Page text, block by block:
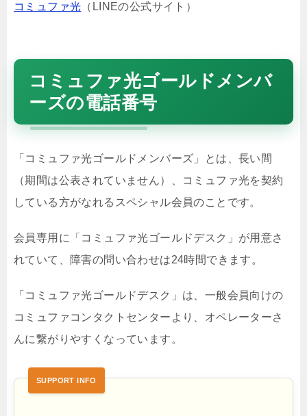
コミュファ光 （LINEの公式サイト）
コミュファ光ゴールドメンバ
ーズの電話番号
「コミュファ光ゴールドメンバーズ」とは、長い間
（期間は公表されていません）、コミュファ光を契約
している方がなれるスペシャル会員のことです。
会員専用に「コミュファ光ゴールドデスク」が用意さ
れていて、障害の問い合わせは24時間できます。
「コミュファ光ゴールドデスク」は、一般会員向けの
コミュファコンタクトセンターより、オペレーターさ
んに繋がりやすくなっています。